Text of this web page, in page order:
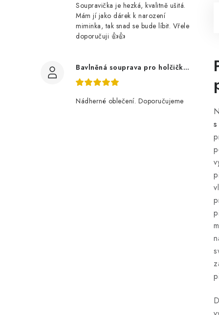
Soupravička je hezká, kvalitně ušitá.
Mám jí jako dárek k narození
miminka, tak snad se bude líbit. Vřele
doporučuji 👍👍
Bavlněná souprava pro holčičku, tmavé květy
Nádherné oblečení. Doporučujeme